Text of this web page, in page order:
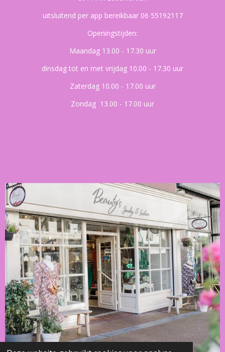
uitsluitend per app bereikbaar 06 55192117
Openingstijden:
Maandag 13.00 - 17.30 uur
dinsdag tot en met vrijdag 10.00 - 17.30 uur
Zaterdag 10.00 - 17.00 uur
Zondag 13.00 - 17.00 uur